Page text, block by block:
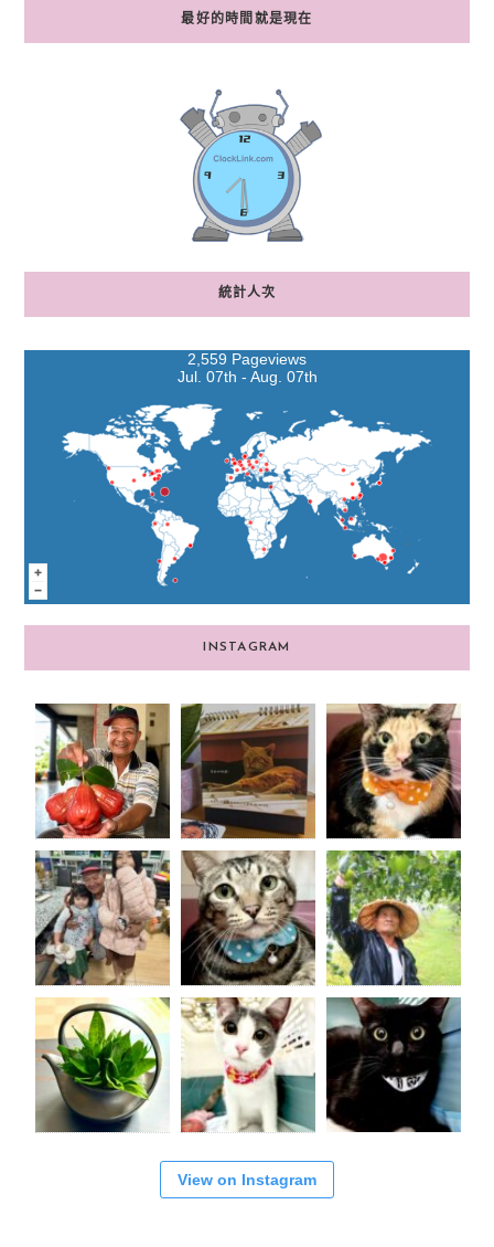
最好的時間就是現在
統計人次
2,559 Pageviews
Jul. 07th - Aug. 07th
INSTAGRAM
View on Instagram